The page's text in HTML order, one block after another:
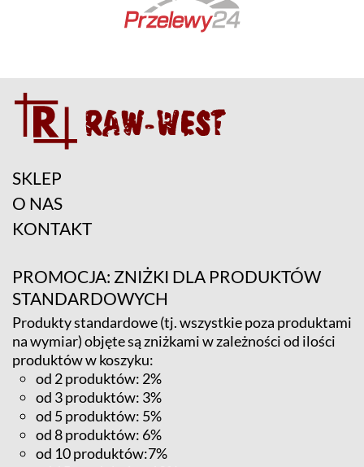
SKLEP
O NAS
KONTAKT
PROMOCJA: ZNIŻKI DLA PRODUKTÓW
STANDARDOWYCH
Produkty standardowe (tj. wszystkie poza produktami
na wymiar) objęte są zniżkami w zależności od ilości
produktów w koszyku:
od 2 produktów: 2%
od 3 produktów: 3%
od 5 produktów: 5%
od 8 produktów: 6%
od 10 produktów:7%